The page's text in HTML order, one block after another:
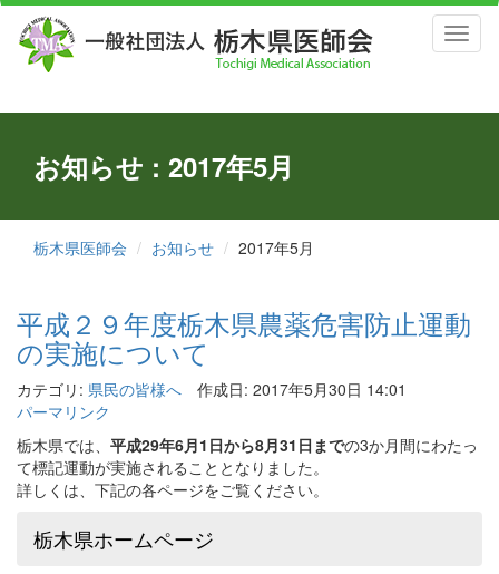
お知らせ : 2017年5月
栃木県医師会 お知らせ 2017年5月
平成２９年度栃木県農薬危害防止運動
の実施について
カテゴリ: 県民の皆様へ
作成日: 2017年5月30日 14:01
パーマリンク
栃木県では、 平成29年6月1日から8月31日までの3か月間にわたっ
て標記運動が実施されることとなりました。
詳しくは、下記の各ページをご覧ください。
栃木県ホームページ